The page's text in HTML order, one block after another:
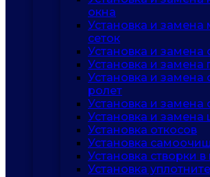
окна
Установка и замена
сеток
Установка и замена
Установка и
Установка и замена
ролет
Установка и замена
Установка и замена
Установка откосов
Установка
Установка створки в
Установка